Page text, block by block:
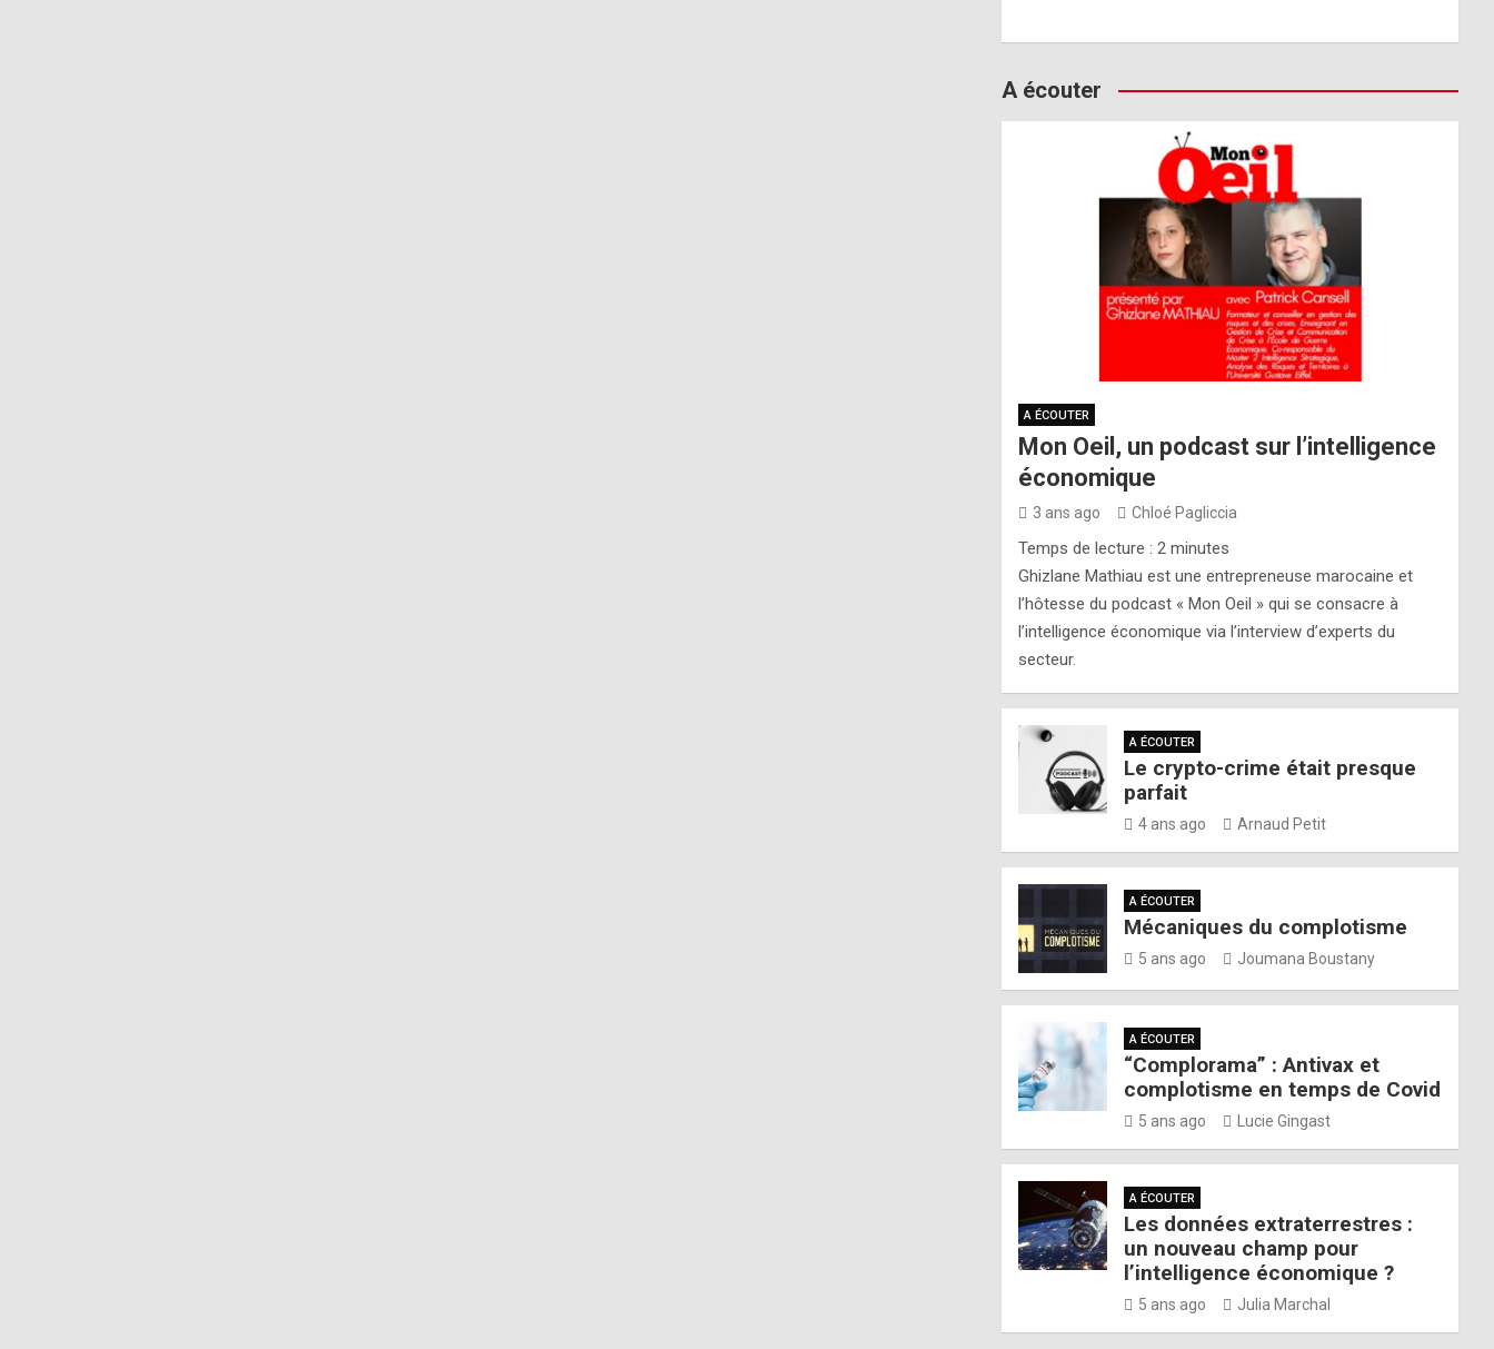
A écouter
A ÉCOUTER
Mon Oeil, un podcast sur l’intelligence
économique
3 ans ago Chloé Pagliccia
Temps de lecture :2 minutes
Ghizlane Mathiau est une entrepreneuse marocaine et
l’hôtesse du podcast « Mon Oeil » qui se consacre à
l’intelligence économique via l’interview d’experts du
secteur.
A ÉCOUTER
Le crypto-crime était presque
parfait
4 ans ago Arnaud Petit
A ÉCOUTER
Mécaniques du complotisme
5 ans ago Joumana Boustany
A ÉCOUTER
“Complorama” : Antivax et
complotisme en temps de Covid
5 ans ago Lucie Gingast
A ÉCOUTER
Les données extraterrestres :
un nouveau champ pour
l’intelligence économique ?
5 ans ago Julia Marchal